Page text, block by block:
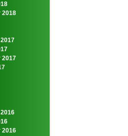
2018
2017
2016